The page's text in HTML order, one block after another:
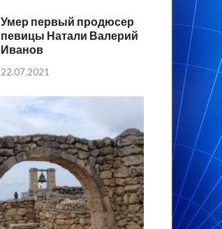
Умер первый продюсер
певицы Натали Валерий
Иванов
22.07.2021